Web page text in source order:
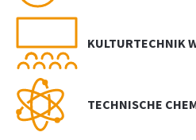
KULTURTECHNIK
TECHNISCHE